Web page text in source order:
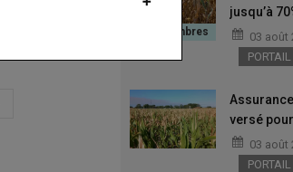
jusqu’à
certaines
premier
03 août
versé
montant
03 août